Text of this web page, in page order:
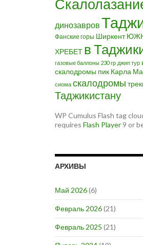
динозавров
Фанские горы Ширкент
ХРЕБЕТ в
газовые баллоны 230 гр джип тур
скалодромы пик Карла
сиома скалодромы
Таджикистану
WP Cumulus Flash tag
requires Flash Player 9 or
АРХИВЫ
Май 2026(6)
Февраль 2026(21)
Февраль 2025 (21)